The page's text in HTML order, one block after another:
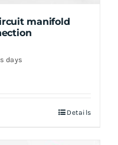
manifold
days
Details